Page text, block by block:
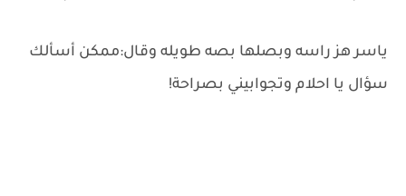
ياسر هز راسه وبصلها بصه طويله وقال:ممكن أسألك
سؤال يا احلام وتجوابيني بصراحة!